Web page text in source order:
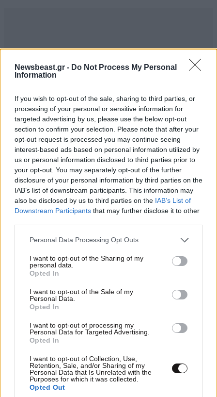
Newsbeast.gr - Do Not Process My Personal
Information
If you wish to opt-out of the sale, sharing to third parties, or
processing of your personal or sensitive information for
targeted advertising by us, please use the below opt-out
section to confirm your selection. Please note that after your
opt-out request is processed you may continue seeing
interest-based ads based on personal information utilized by
us or personal information disclosed to third parties prior to
your opt-out. You may separately opt-out of the further
disclosure of your personal information by third parties on the
IAB’s list of downstream participants. This information may
also be disclosed by us to third parties on the IAB’s List of
Downstream Participants that may further disclose it to other
Please note that this website/app uses one or more Google
not limited to your visit or usage behaviour. You may click to
grant or deny consent to Google and its third-party tags to
use your data for below specified purposes in below Google
consent section.
Personal Data Processing Opt Outs
I want to opt-out of the Sharing of my
personal data.
Opted In
I want to opt-out of the Sale of my
Personal Data.
Opted In
I want to opt-out of processing my
Personal Data for Targeted Advertising.
Opted In
I want to opt-out of Collection, Use,
Retention, Sale, and/or Sharing of my
Personal Data that Is Unrelated with the
Purposes for which it was collected.
Opted Out
Xαρακτήρες: 0/1000
Διαβάστε και ακολουθήστε τους κανόνες σχολιασμού
ΠΡΟΣΘΗΚΗ
Sotiris 08·07·2016 09:09
και ανθυπόζωα ! Το θέμα είναι εάν τα λοιπά κόμματα
θελήσουν να σας απαλλάξουν από τις ποινικές
ψηφίζοντας ουσιαστικά και κυρίως την νομική
απαλλαγή σας από αυτές, προδότες ! ! !
Απαντήστε